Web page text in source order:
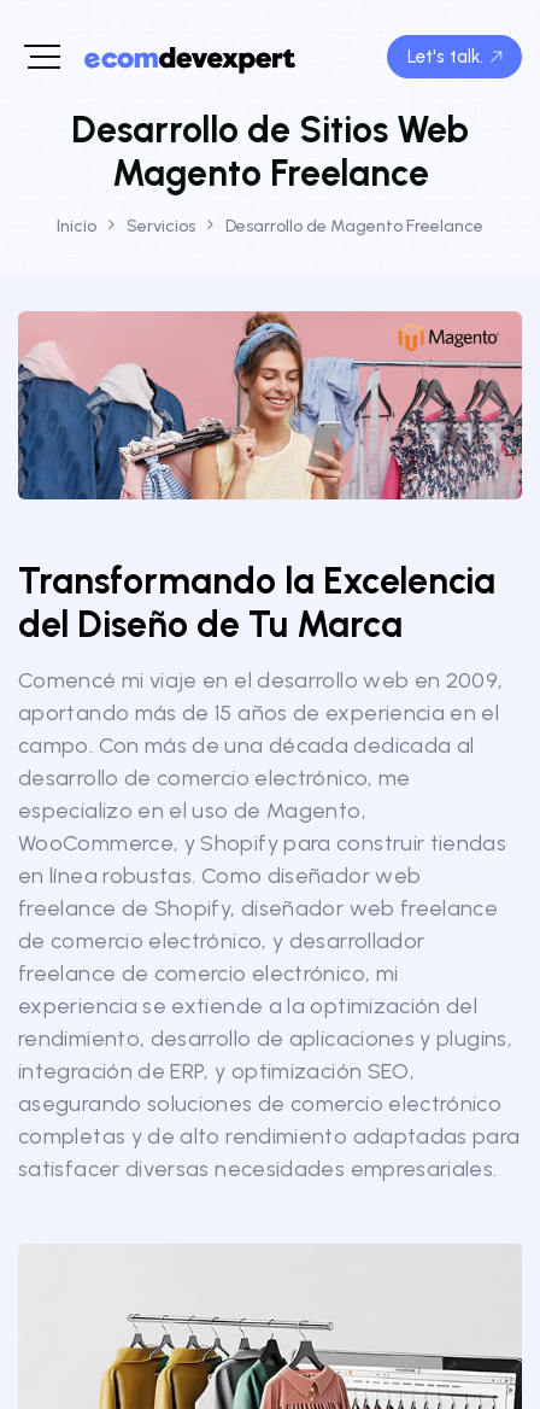
Let's talk.
Desarrollo de Sitios Web
Magento Freelance
Inicio Servicios Desarrollo de Magento Freelance
Transformando la Excelencia
del Diseño de Tu Marca
Comencé mi viaje en el desarrollo web en 2009,
aportando más de 15 años de experiencia en el
campo. Con más de una década dedicada al
desarrollo de comercio electrónico, me
especializo en el uso de Magento,
WooCommerce, y Shopify para construir tiendas
en línea robustas. Como diseñador web
freelance de Shopify, diseñador web freelance
de comercio electrónico, y desarrollador
freelance de comercio electrónico, mi
experiencia se extiende a la optimización del
rendimiento, desarrollo de aplicaciones y plugins,
integración de ERP, y optimización SEO,
asegurando soluciones de comercio electrónico
completas y de alto rendimiento adaptadas para
satisfacer diversas necesidades empresariales.